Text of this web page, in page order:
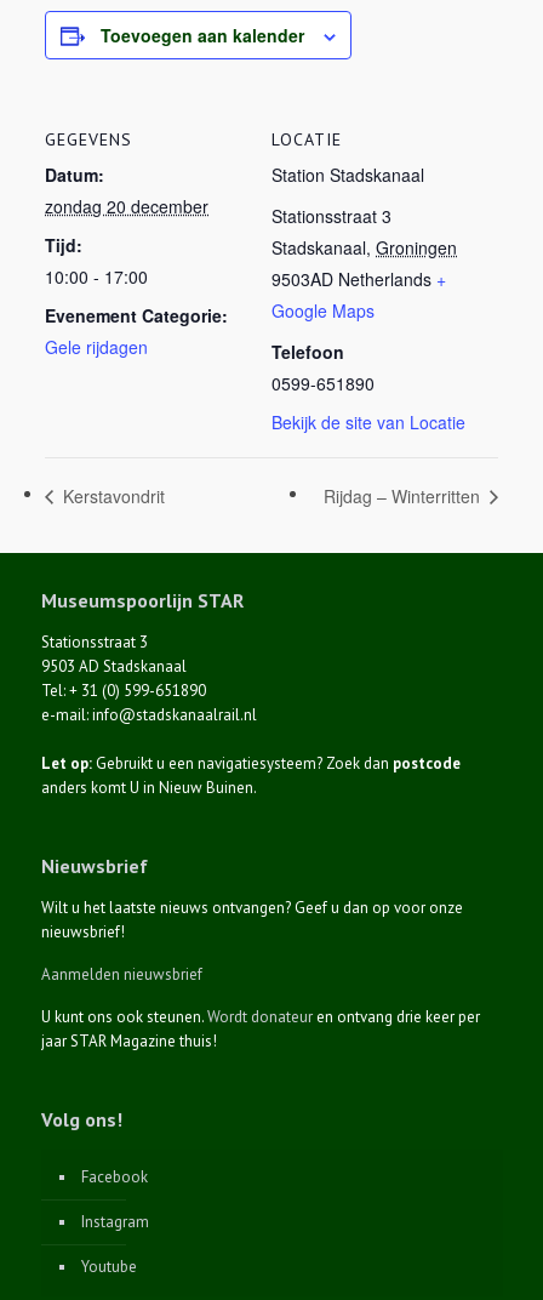
Toevoegen aan kalender
GEGEVENS
Datum:
zondag 20 december
Tijd:
10:00 - 17:00
Evenement Categorie:
Gele rijdagen
LOCATIE
Station Stadskanaal
Stationsstraat 3
Stadskanaal, Groningen
9503AD Netherlands +
Google Maps
Telefoon
0599-651890
Bekijk de site van Locatie
Kerstavondrit Rijdag – Winterritten
Museumspoorlijn STAR
Stationsstraat 3
9503 AD Stadskanaal
Tel: + 31 (0) 599-651890
e-mail: info@stadskanaalrail.nl
Let op:Gebruikt u een navigatiesysteem? Zoek dan postcode
anders komt U in Nieuw Buinen.
Nieuwsbrief
Wilt u het laatste nieuws ontvangen? Geef u dan op voor onze
nieuwsbrief!
Aanmelden nieuwsbrief
U kunt ons ook steunen.Wordt donateuren ontvang drie keer per
jaar STAR Magazine thuis!
Volg ons!
Facebook
Instagram
Youtube